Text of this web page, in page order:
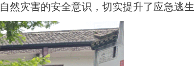
自然灾害的安全意识，切实提升了应急逃生